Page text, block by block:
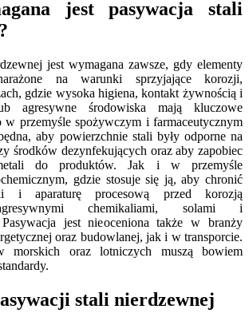
jest pasywacja stali
jest wymagana zawsze, gdy elementy
na warunki sprzyjające korozji,
gdzie wysoka higiena, kontakt żywnością i
agresywne środowiska mają kluczowe
w przemyśle spożywczym i farmaceutycznym
aby powierzchnie stali były odporne na
środków dezynfekujących oraz aby zapobiec
do produktów. Jak i w przemyśle
gdzie stosuje się ją, aby chronić
i aparaturę procesową przed korozją
chemikaliami, solami i
Pasywacja jest nieoceniona także w branży
oraz budowlanej, jak i w transporcie.
morskich oraz lotniczych muszą bowiem
stali nierdzewnej